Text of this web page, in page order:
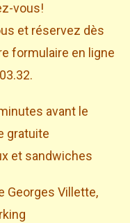
vous!
et réservez dès
formulaire en ligne
avant le
gratuite
et sandwiches
Georges Villette,